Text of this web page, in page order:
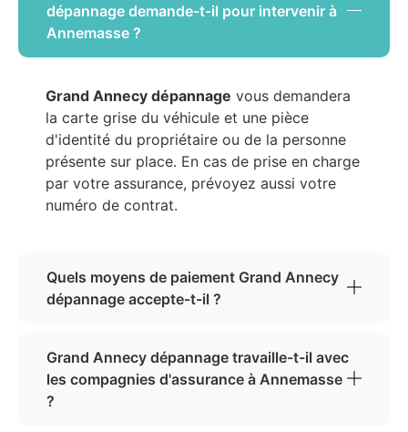
dépannage demande-t-il pour intervenir à
Annemasse ?
Grand Annecy dépannage vous demandera
la carte grise du véhicule et une pièce
d'identité du propriétaire ou de la personne
présente sur place. En cas de prise en charge
par votre assurance, prévoyez aussi votre
numéro de contrat.
Quels moyens de paiement Grand Annecy
dépannage accepte-t-il ?
Grand Annecy dépannage travaille-t-il avec
les compagnies d'assurance à Annemasse
?